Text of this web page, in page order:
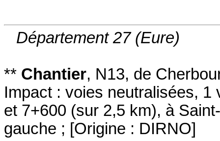
Département 27 (Eure)
** Chantier, N13, de
Impact : voies neutralisées, 1
et 7+600 (sur 2,5 km), à
gauche ; [Origine : DIRNO]